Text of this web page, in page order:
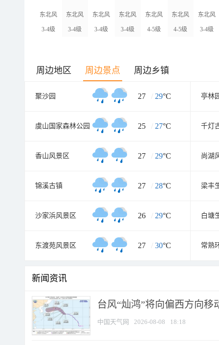
东北风
3-4级
东北风
3-4级
东北风
3-4级
东北风
3-4级
东北风
4-5级
东北风
4-5级
东北风
3-4级
周边地区 周边景点 周边乡镇
聚沙园 27 / 29°C 亭林
虞山国家森林公园 25 / 27°C 千灯
香山风景区 27 / 29°C 尚湖
锦溪古镇 27 / 28°C 梁丰
沙家浜风景区 26 / 29°C 白塘
东渡苑风景区 27 / 30°C 常熟
新闻资讯
台风“灿鸿”将向偏西方向移
中国天气网 2026-08-08 18:18